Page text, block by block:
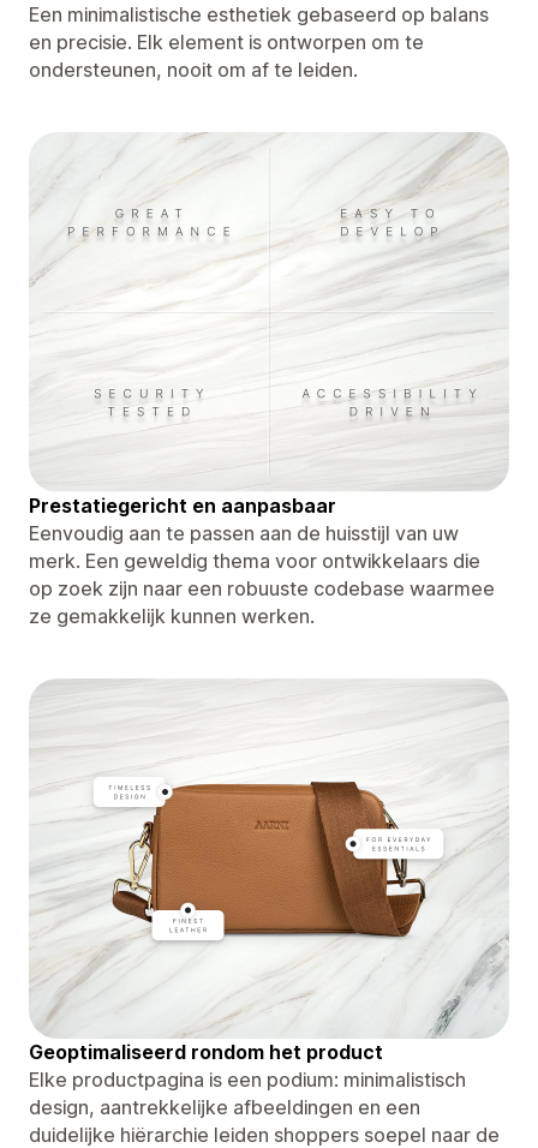
Een minimalistische esthetiek gebaseerd op balans
en precisie. Elk element is ontworpen om te
ondersteunen, nooit om af te leiden.
Prestatiegericht en aanpasbaar
Eenvoudig aan te passen aan de huisstijl van uw
merk. Een geweldig thema voor ontwikkelaars die
op zoek zijn naar een robuuste codebase waarmee
ze gemakkelijk kunnen werken.
Geoptimaliseerd rondom het product
Elke productpagina is een podium: minimalistisch
design, aantrekkelijke afbeeldingen en een
duidelijke hiërarchie leiden shoppers soepel naar de